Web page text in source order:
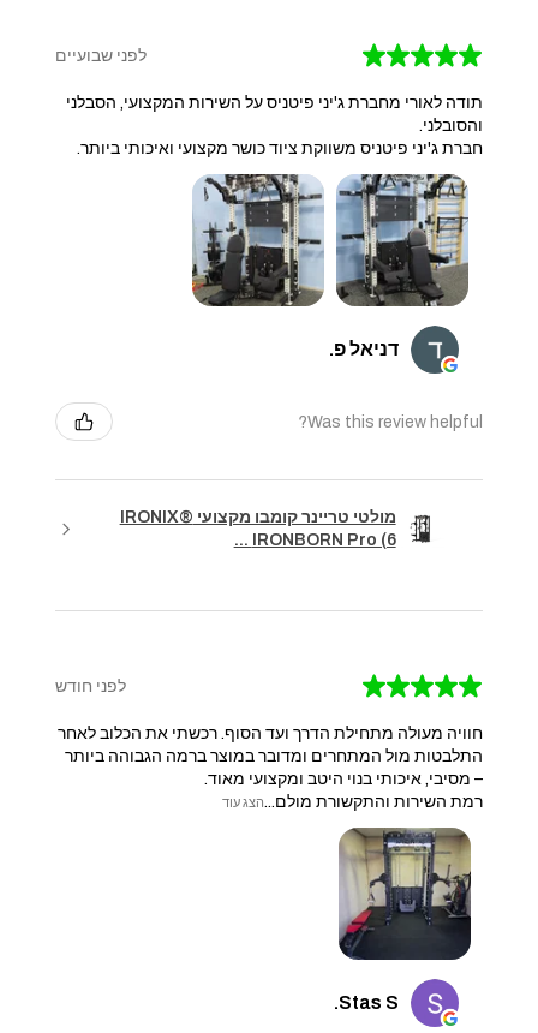
★
★
★
★
★ לפני שבועיים
תודה לאורי מחברת ג'יני פיטניס על השירות המקצועי, הסבלני
והסובלני.
חברת ג'יני פיטניס משווקת ציוד כושר מקצועי ואיכותי ביותר.
דניאל פ.
Was this review helpful?
מולטי טריינר קומבו מקצועי IRONIX®
IRONBORN Pro (6 ...
★
★
★
★
★ לפני חודש
חוויה מעולה מתחילת הדרך ועד הסוף. רכשתי את הכלוב לאחר
התלבטות מול המתחרים ומדובר במוצר ברמה הגבוהה ביותר
– מסיבי, איכותי בנוי היטב ומקצועי מאוד.
​רמת השירות והתקשורת מולם...הצג עוד
Stas S.